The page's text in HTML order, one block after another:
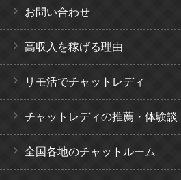
お問い合わせ
高収入を稼げる理由
リモ活でチャットレディ
チャットレディの推薦・体験談
全国各地のチャットルーム